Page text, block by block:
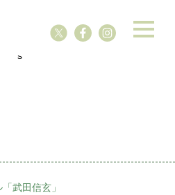
s
武田信玄」